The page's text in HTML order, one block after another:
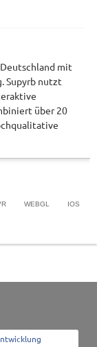
mit
Supyrb nutzt
über 20
WEBGL IOS